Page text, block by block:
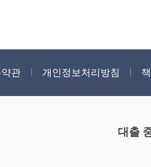
관 개인정보처리방침
대출